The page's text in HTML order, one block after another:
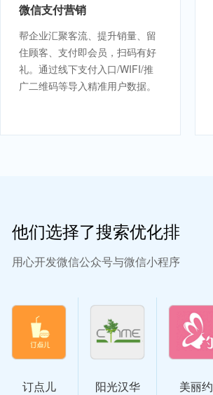
微信支付营销
帮企业汇聚客流、提升销量、留
住顾客、支付即会员，扫码有好
礼。通过线下支付入口/WIFI/推
广二维码等导入精准用户数据。
他们选择了搜索优化排
用心开发微信公众号与微信小程序
订点儿 阳光汉华 美丽约